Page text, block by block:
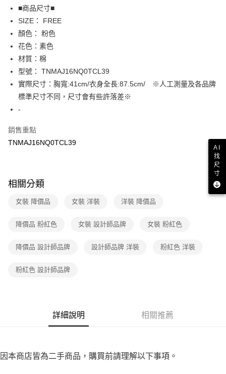
相關說明
AFTEE先享後付是「在收到商品之後才付款」的支付方式。 讓您購物簡單
便利好安心！
１．簡單：不需註冊會員、不需綁卡、不需儲值。
２．便利：只要手機號碼，簡訊認證，即可結帳。
３．安心：先確認商品／服務後，再付款。
【「AFTEE先享後付」結帳流程】
１．於結帳方式選擇「AFTEE先享後付」後，將跳轉至「AFTEE先享後付」
結帳頁面，進行簡訊認證並確認金額後，即可完成結帳。
ATM／網路銀行／等多元方式進行付款，方視為交易完成。
※ 請注意：結帳手續完成當下不需立刻繳費，但若您需要取消訂單，請聯絡
購買商品的店家。未經商家同意取消之訂單仍視為有效，需透過AFTEE先享
客戶支援中心」
【注意事項】
１．透過由恩沛科技股份有限公司提供之「AFTEE先享後付」服務完成之交
權轉讓予恩沛科技股份有限公司。
https://aftee.tw/terms/#terms3
３．未成年的使用者請事先徵得法定代理人或監護人之同意方可使用
任。
恩沛科技股份有限公司將有權停止該用戶之使用額度並採取法律行動。
運送方式
全家取貨付款
免運費
免運費
7-11取貨付款
付款後7-11取貨
免運費
■商品尺寸■
SIZE： FREE
顏色： 粉色
花色：素色
材質：棉
型號： TNMAJ16NQ0TCL39
實際尺寸：胸寬:41cm/衣身全長:87.5cm/ ※人工測量及各品牌
標準尺寸不同，尺寸會有些許落差※
-
銷售重點
TNMAJ16NQ0TCL39
相關分類
女裝 降價品 女裝 洋裝 洋裝 降價品
降價品 粉紅色 女裝 設計師品牌 女裝 粉紅色
降價品 設計師品牌 設計師品牌 洋裝 粉紅色 洋裝
粉紅色 設計師品牌
詳細說明 相關推薦
因本商店皆為二手商品，購買前請理解以下事項。
AI
找
尺
寸